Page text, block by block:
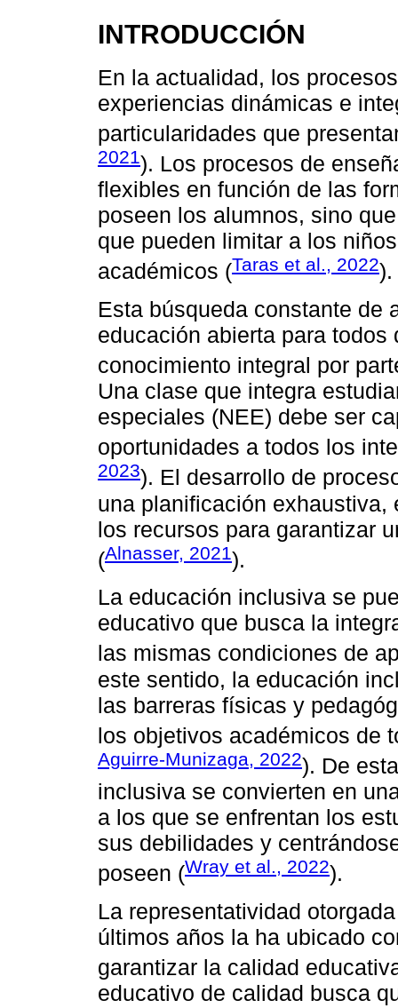
INTRODUCCIÓN
En la actualidad, los
experiencias dinámicas e
particularidades que
2021). Los procesos de
flexibles en función de las
poseen los alumnos, sino
que pueden limitar a los
académicos (Taras et al., 2022).
Esta búsqueda constante de
educación abierta para todos
conocimiento integral por
Una clase que integra
especiales (NEE) debe ser
oportunidades a todos los
2023). El desarrollo de
una planificación
los recursos para garantizar
(Alnasser, 2021).
La educación inclusiva se
educativo que busca la
las mismas condiciones de
este sentido, la educación
las barreras físicas y
los objetivos académicos de
Aguirre-Munizaga, 2022). De
inclusiva se convierten en
a los que se enfrentan los
sus debilidades y
poseen (Wray et al., 2022).
La representatividad
últimos años la ha ubicado
garantizar la calidad
educativo de calidad busca